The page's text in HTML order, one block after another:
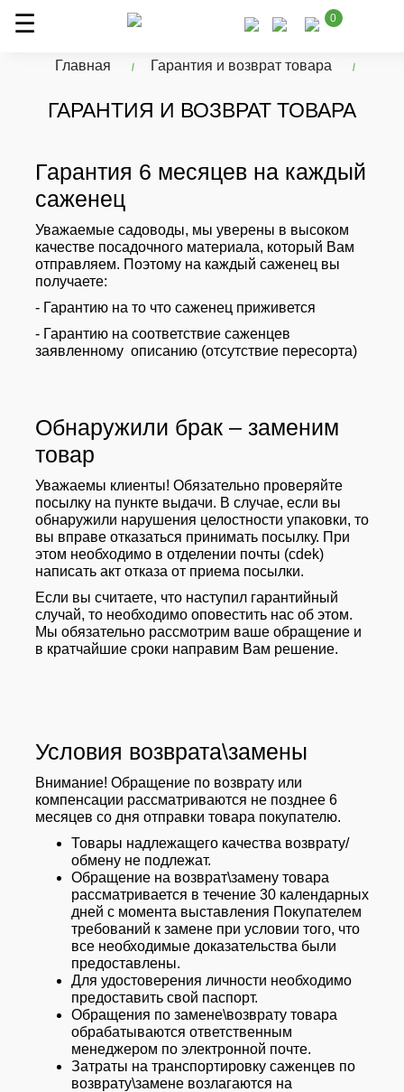
0
Главная Гарантия и возврат товара
ГАРАНТИЯ И ВОЗВРАТ ТОВАРА
Гарантия 6 месяцев на каждый
саженец
Уважаемые садоводы, мы уверены в высоком
качестве посадочного материала, который Вам
отправляем. Поэтому на каждый саженец вы
получаете:
- Гарантию на то что саженец приживется
- Гарантию на соответствие саженцев
заявленному описанию (отсутствие пересорта)
Обнаружили брак – заменим
товар
Уважаемы клиенты! Обязательно проверяйте
посылку на пункте выдачи. В случае, если вы
обнаружили нарушения целостности упаковки, то
вы вправе отказаться принимать посылку. При
этом необходимо в отделении почты (cdek)
написать акт отказа от приема посылки.
Если вы считаете, что наступил гарантийный
случай, то необходимо оповестить нас об этом.
Мы обязательно рассмотрим ваше обращение и
в кратчайшие сроки направим Вам решение.
Условия возврата\замены
Внимание! Обращение по возврату или
компенсации рассматриваются не позднее 6
месяцев со дня отправки товара покупателю.
Товары надлежащего качества возврату/
обмену не подлежат.
Обращение на возврат\замену товара
рассматривается в течение 30 календарных
дней с момента выставления Покупателем
требований к замене при условии того, что
все необходимые доказательства были
предоставлены.
Для удостоверения личности необходимо
предоставить свой паспорт.
Обращения по замене\возврату товара
обрабатываются ответственным
менеджером по электронной почте.
Затраты на транспортировку саженцев по
возврату\замене возлагаются на